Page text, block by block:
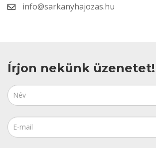
info@sarkanyhajozas.hu
Írjon nekünk üzenetet!